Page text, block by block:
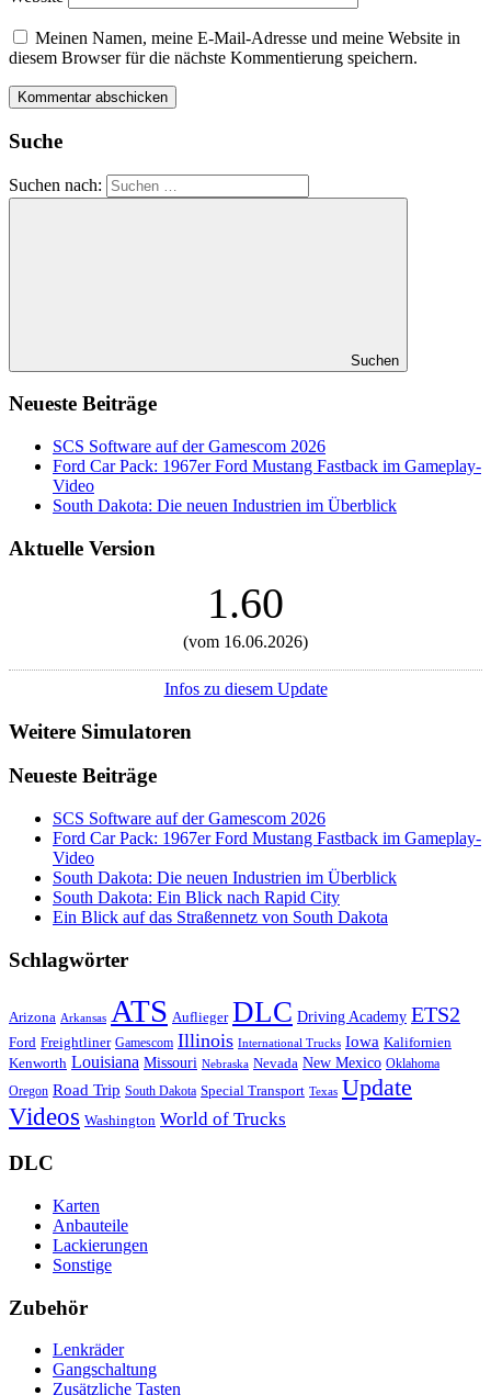
Meinen Namen, meine E-Mail-Adresse und meine Website in
diesem Browser für die nächste Kommentierung speichern.
Suche
Suchen nach:
Suchen
Neueste Beiträge
SCS Software auf der Gamescom 2026
Ford Car Pack: 1967er Ford Mustang Fastback im Gameplay-
Video
South Dakota: Die neuen Industrien im Überblick
Aktuelle Version
1.60
(vom 16.06.2026)
Infos zu diesem Update
Weitere Simulatoren
Neueste Beiträge
SCS Software auf der Gamescom 2026
Ford Car Pack: 1967er Ford Mustang Fastback im Gameplay-
Video
South Dakota: Die neuen Industrien im Überblick
South Dakota: Ein Blick nach Rapid City
Ein Blick auf das Straßennetz von South Dakota
Schlagwörter
Arizona Arkansas ATS Auflieger DLC Driving Academy ETS2
Ford Freightliner Gamescom Illinois International Trucks Iowa Kalifornien
Kenworth Louisiana Missouri Nebraska Nevada New Mexico Oklahoma
Oregon Road Trip South Dakota Special Transport Texas Update
Videos Washington World of Trucks
DLC
Karten
Anbauteile
Lackierungen
Sonstige
Zubehör
Lenkräder
Gangschaltung
Zusätzliche Tasten